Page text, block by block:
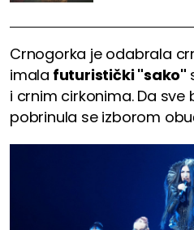
Crnogorka je odabrala
imala futuristički "sako"
i crnim cirkonima. Da
pobrinula se izborom